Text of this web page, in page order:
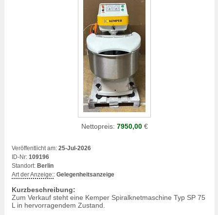
Nettopreis: 7950,00€
Veröffentlicht am: 25-Jul-2026
ID-Nr: 109196
Standort: Berlin
Art der Anzeige:: Gelegenheitsanzeige
Kurzbeschreibung:
Zum Verkauf steht eine Kemper Spiralknetmaschine Typ SP 75
L in hervorragendem Zustand.